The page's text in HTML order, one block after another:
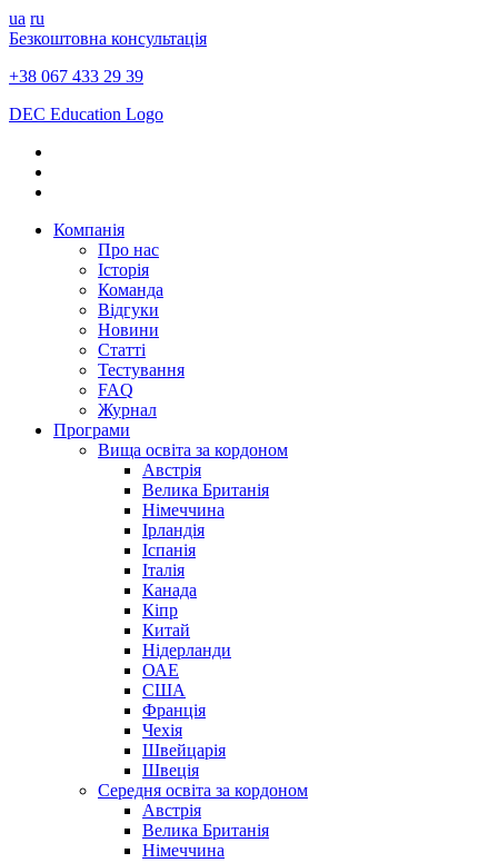
ua ru
Безкоштовна консультація
+38 067 433 29 39
DEC Education Logo
Компанія
Про нас
Історія
Команда
Відгуки
Новини
Статті
Тестування
FAQ
Журнал
Програми
Вища освіта за кордоном
Австрія
Велика Британія
Німеччина
Ірландія
Іспанія
Італія
Канада
Кіпр
Китай
Нідерланди
ОАЕ
США
Франція
Чехія
Швейцарія
Швеція
Середня освіта за кордоном
Австрія
Велика Британія
Німеччина